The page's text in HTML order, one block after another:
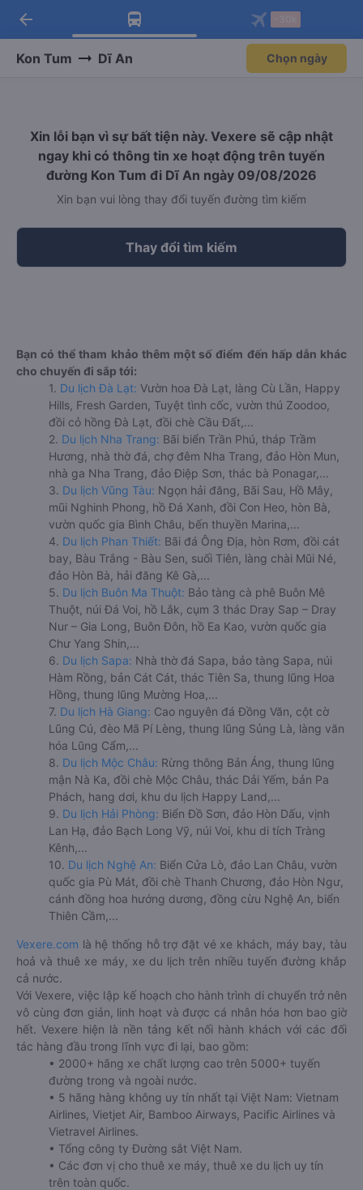
Tải app Vexere ngay!
Nhận ưu đãi thành viên độc
Mở app
Tải app Vexere
-30k/ghế khi đặt vé máy bay qua
Mở app
arrow_back
Kon Tum Dĩ An Chọn ngày
Xin lỗi bạn vì sự bất tiện này. Vexere sẽ cập nhật
ngay khi có thông tin xe hoạt động trên tuyến
đường Kon Tum đi Dĩ An ngày 09/08/2026
Xin bạn vui lòng thay đổi tuyến đường tìm kiếm
Thay đổi tìm kiếm
Bạn có thể tham khảo thêm một số điểm đến hấp dẫn khác
cho chuyến đi sắp tới:
1. Du lịch Đà Lạt: Vườn hoa Đà Lạt, làng Cù Lần, Happy
Hills, Fresh Garden, Tuyệt tình cốc, vườn thú Zoodoo,
đồi cỏ hồng Đà Lạt, đồi chè Cầu Đất,...
2. Du lịch Nha Trang: Bãi biển Trần Phú, tháp Trầm
Hương, nhà thờ đá, chợ đêm Nha Trang, đảo Hòn Mun,
nhà ga Nha Trang, đảo Điệp Sơn, thác bà Ponagar,...
3. Du lịch Vũng Tàu: Ngọn hải đăng, Bãi Sau, Hồ Mây,
mũi Nghinh Phong, hồ Đá Xanh, đồi Con Heo, hòn Bà,
vườn quốc gia Bình Châu, bến thuyền Marina,...
4. Du lịch Phan Thiết: Bãi đá Ông Địa, hòn Rơm, đồi cát
bay, Bàu Trắng - Bàu Sen, suối Tiên, làng chài Mũi Né,
đảo Hòn Bà, hải đăng Kê Gà,...
5. Du lịch Buôn Ma Thuột: Bảo tàng cà phê Buôn Mê
Thuột, núi Đá Voi, hồ Lắk, cụm 3 thác Dray Sap – Dray
Nur – Gia Long, Buôn Đôn, hồ Ea Kao, vườn quốc gia
Chư Yang Shin,...
6. Du lịch Sapa: Nhà thờ đá Sapa, bảo tàng Sapa, núi
Hàm Rồng, bản Cát Cát, thác Tiên Sa, thung lũng Hoa
Hồng, thung lũng Mường Hoa,...
7. Du lịch Hà Giang: Cao nguyên đá Đồng Văn, cột cờ
Lũng Cú, đèo Mã Pí Lèng, thung lũng Sủng Là, làng văn
hóa Lũng Cẩm,...
8. Du lịch Mộc Châu: Rừng thông Bản Áng, thung lũng
mận Nà Ka, đồi chè Mộc Châu, thác Dải Yếm, bản Pa
Phách, hang dơi, khu du lịch Happy Land,...
9. Du lịch Hải Phòng: Biển Đồ Sơn, đảo Hòn Dấu, vịnh
Lan Hạ, đảo Bạch Long Vỹ, núi Voi, khu di tích Tràng
Kênh,...
10. Du lịch Nghệ An: Biển Cửa Lò, đảo Lan Châu, vườn
quốc gia Pù Mát, đồi chè Thanh Chương, đảo Hòn Ngư,
cánh đồng hoa hướng dương, đồng cừu Nghệ An, biển
Thiên Cầm,...
Vexere.com là hệ thống hỗ trợ đặt vé xe khách, máy bay, tàu
hoả và thuê xe máy, xe du lịch trên nhiều tuyến đường khắp
cả nước.
Với Vexere, việc lập kế hoạch cho hành trình di chuyển trở nên
vô cùng đơn giản, linh hoạt và được cá nhân hóa hơn bao giờ
hết. Vexere hiện là nền tảng kết nối hành khách với các đối
tác hàng đầu trong lĩnh vực đi lại, bao gồm:
• 2000+ hãng xe chất lượng cao trên 5000+ tuyến
đường trong và ngoài nước.
• 5 hãng hàng không uy tín nhất tại Việt Nam: Vietnam
Airlines, Vietjet Air, Bamboo Airways, Pacific Airlines và
Vietravel Airlines.
• Tổng công ty Đường sắt Việt Nam.
• Các đơn vị cho thuê xe máy, thuê xe du lịch uy tín
trên toàn quốc.